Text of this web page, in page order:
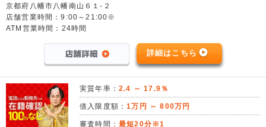
京都府八幡市八幡南山６１-２
店舗営業時間：9:00～21:00※
ATM営業時間：24時間
詳細はこちら
実質年率： 2.4 ～ 17.9％
借入限度額：1万円 ～ 800万円
審査時間： 最短20分※1